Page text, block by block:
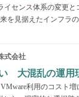
センス体系の変更
を見据えたインフラ
式会社
大混乱の運用
利用のコスト